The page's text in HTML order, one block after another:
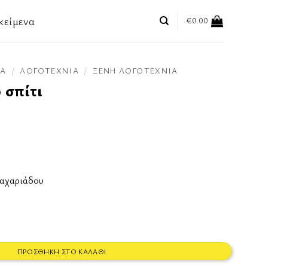
€0.00
/ ΛΟΓΟΤΕΧΝΊΑ / ΞΈΝΗ ΛΟΓΟΤΕΧΝΊΑ
ΠΡΟΣΘΉΚΗ ΣΤΟ ΚΑΛΆΘΙ